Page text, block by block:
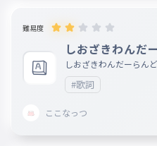
B57920
難易度
しおざきわんだ
しおざきわんだーらん
www.youtube.com/
推しの人〜！誰推しです
#歌詞
ここなっつ